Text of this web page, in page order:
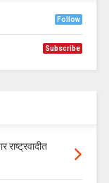
Follow
Subscribe
राष्ट्रवादीत